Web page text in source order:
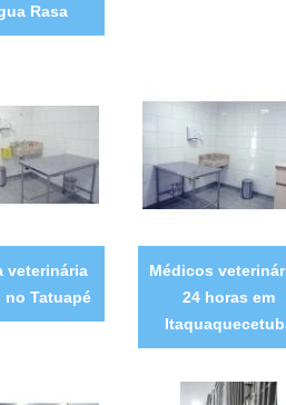
Rasa
veterinária
no Tatuapé
Médicos
24 horas em